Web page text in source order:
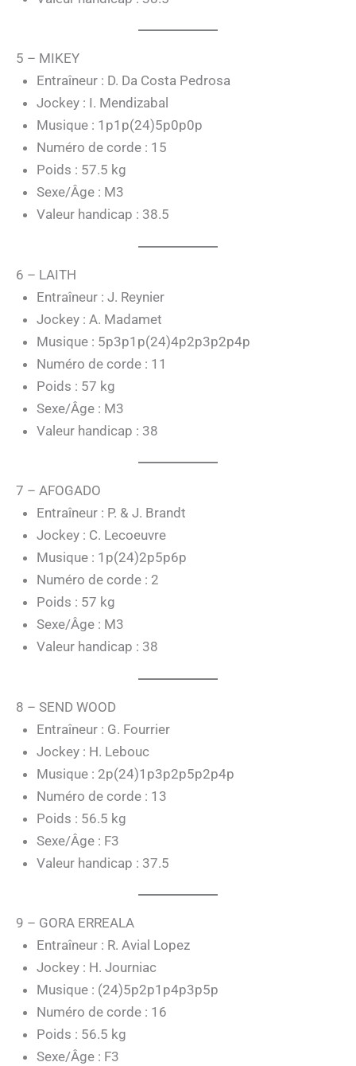
5 – MIKEY
Entraîneur : D. Da Costa Pedrosa
Jockey : I. Mendizabal
Musique : 1p1p(24)5p0p0p
Numéro de corde : 15
Poids : 57.5 kg
Sexe/Âge : M3
Valeur handicap : 38.5
6 – LAITH
Entraîneur : J. Reynier
Jockey : A. Madamet
Musique : 5p3p1p(24)4p2p3p2p4p
Numéro de corde : 11
Poids : 57 kg
Sexe/Âge : M3
Valeur handicap : 38
7 – AFOGADO
Entraîneur : P. & J. Brandt
Jockey : C. Lecoeuvre
Musique : 1p(24)2p5p6p
Numéro de corde : 2
Poids : 57 kg
Sexe/Âge : M3
Valeur handicap : 38
8 – SEND WOOD
Entraîneur : G. Fourrier
Jockey : H. Lebouc
Musique : 2p(24)1p3p2p5p2p4p
Numéro de corde : 13
Poids : 56.5 kg
Sexe/Âge : F3
Valeur handicap : 37.5
9 – GORA ERREALA
Entraîneur : R. Avial Lopez
Jockey : H. Journiac
Musique : (24)5p2p1p4p3p5p
Numéro de corde : 16
Poids : 56.5 kg
Sexe/Âge : F3